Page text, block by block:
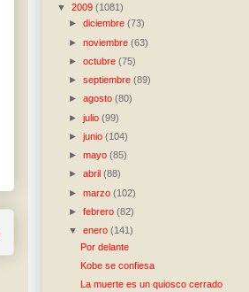
▼ 2009 (1081)
►diciembre(73)
►noviembre(63)
►octubre(75)
►septiembre(89)
►agosto(80)
►julio(99)
►junio(104)
►mayo(85)
►abril(88)
►marzo(102)
►febrero(82)
▼enero(141)
Por delante
Kobe se confiesa
La muerte es un quiosco cerrado